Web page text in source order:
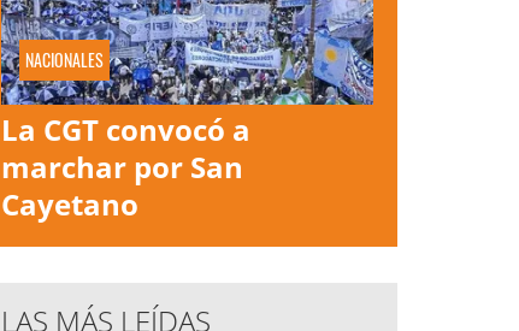
NACIONALES
La CGT convocó a
marchar por San
Cayetano
LAS MÁS LEÍDAS